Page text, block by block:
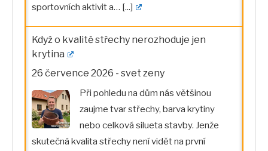
sportovních aktivit a… [...]
Když o kvalitě střechy nerozhoduje jen
krytina
26 července 2026 - svet zeny
Při pohledu na dům nás většinou
zaujme tvar střechy, barva krytiny
nebo celková silueta stavby. Jenže
skutečná kvalita střechy není vidět na první